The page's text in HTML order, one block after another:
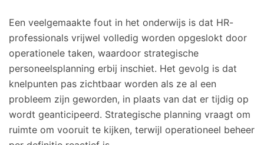
Een veelgemaakte fout in het onderwijs is dat HR-
professionals vrijwel volledig worden opgeslokt door
operationele taken, waardoor strategische
personeelsplanning erbij inschiet. Het gevolg is dat
knelpunten pas zichtbaar worden als ze al een
probleem zijn geworden, in plaats van dat er tijdig op
wordt geanticipeerd. Strategische planning vraagt om
ruimte om vooruit te kijken, terwijl operationeel beheer